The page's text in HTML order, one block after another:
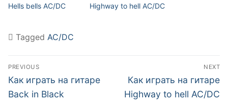
Hells bells AC/DC
Highway to hell AC/DC
Tagged AC/DC
Навигация
по
записям
PREVIOUS
Previous
post:
Как играть на гитаре
Back in Black
NEXT
Next
post:
Как играть на гитаре
Highway to hell AC/DC